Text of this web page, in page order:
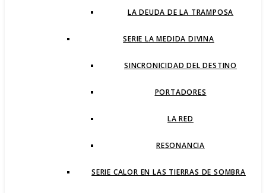
LA DEUDA DE LA TRAMPOSA
SERIE LA MEDIDA DIVINA
SINCRONICIDAD DEL DESTINO
PORTADORES
LA RED
RESONANCIA
SERIE CALOR EN LAS TIERRAS DE SOMBRA